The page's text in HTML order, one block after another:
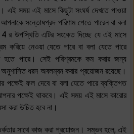
এই সময় এই মাসে কিছুটা সংঘর্ষ দেখতে পাওয়া
সন্তোষপ্রদ পরিণাম পেতে পারেন বা বলা
4 র উপস্থিতি এটির সংকেত দিচ্ছে যে এই মাসে
নেওয়া যেতে পারে বা বলা যেতে পারে
পারে। সেই পরিশ্রমকে কম করার জন্য
ধরন অবলম্বন করার প্রয়োজন রয়েছে।
পক্ষেই ফল দেবে বা বলা যেতে পারে ব্যক্তিগত
পক্ষেই থাকবে। এই সময় এই মাসে কারোর
করা উচিত হবে না।
সাথে কাজ করা প্রয়োজন। সম্ভব হলে, এই